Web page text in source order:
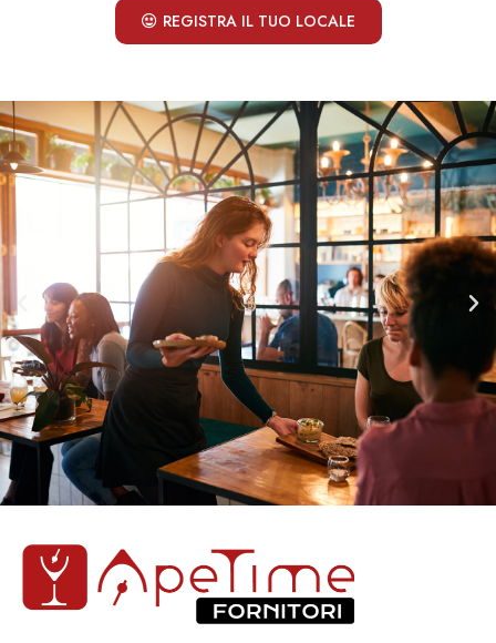
REGISTRA IL TUO LOCALE